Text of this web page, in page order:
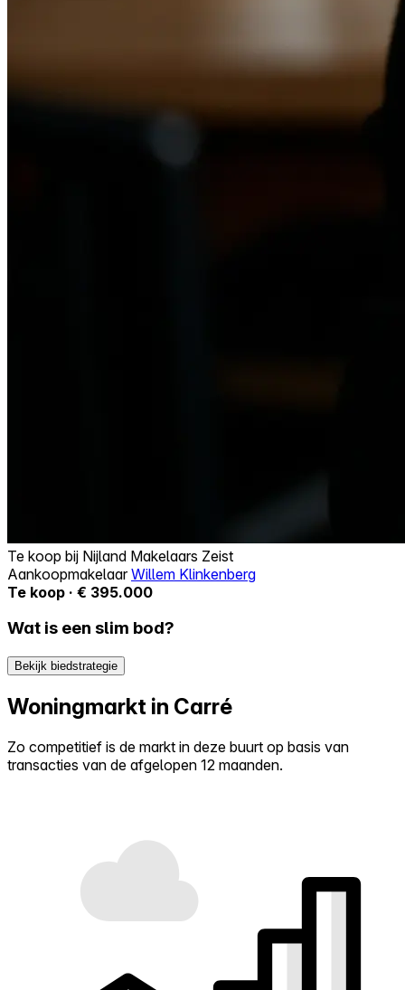
Te koop bij Nijland Makelaars Zeist
AankoopmakelaarWillem Klinkenberg
Te koop · € 395.000
Wat is een slim bod?
Bekijk biedstrategie
Woningmarkt in Carré
Zo competitief is de markt in deze buurt op basis van
transacties van de afgelopen 12 maanden.